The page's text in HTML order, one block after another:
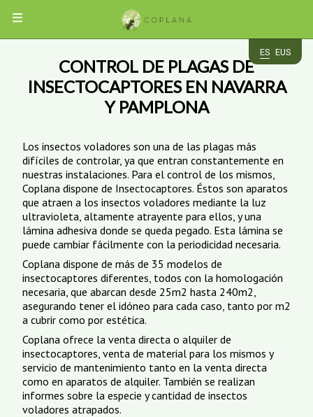
ROEDORES
HORMIGAS
INSECTOS
VOLADORES
AVES
CHINCHES
TERMITAS
CARCOMA
SERVICIOS
DESRATIZACIÓN
DESINSECTACIÓN
DESINFECCIÓN
CONTROL
INSECTOCAPTORES
TRATAMIENTOS
MADERA
APP
ACCESO
CLIENTES
CONTACTO
ES EUS
CONTROL DE PLAGAS DE
INSECTOCAPTORES EN NAVARRA
Y PAMPLONA
Los insectos voladores son una de las plagas más
difíciles de controlar, ya que entran constantemente en
nuestras instalaciones. Para el control de los mismos,
Coplana dispone de Insectocaptores. Éstos son aparatos
que atraen a los insectos voladores mediante la luz
ultravioleta, altamente atrayente para ellos, y una
lámina adhesiva donde se queda pegado. Esta lámina se
puede cambiar fácilmente con la periodicidad necesaria.
Coplana dispone de más de 35 modelos de
insectocaptores diferentes, todos con la homologación
necesaria, que abarcan desde 25m2 hasta 240m2,
asegurando tener el idóneo para cada caso, tanto por m2
a cubrir como por estética.
Coplana ofrece la venta directa o alquiler de
insectocaptores, venta de material para los mismos y
servicio de mantenimiento tanto en la venta directa
como en aparatos de alquiler. También se realizan
informes sobre la especie y cantidad de insectos
voladores atrapados.